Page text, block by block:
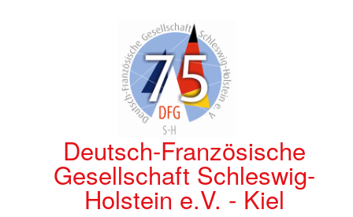
Deutsch-Französische
Gesellschaft Schleswig-
Holstein e.V. - Kiel